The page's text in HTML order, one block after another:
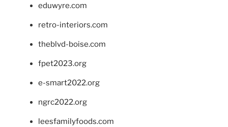
eduwyre.com
retro-interiors.com
theblvd-boise.com
fpet2023.org
e-smart2022.org
ngrc2022.org
leesfamilyfoods.com